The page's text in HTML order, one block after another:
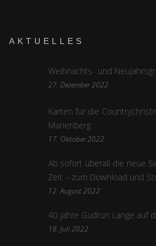
AKTUELLES
Weihnachts- und
27. Dezember 2022
Karten für die
Marienberg
17. Oktober 2022
Ab sofort überall die neue
Zeit – zum Download und
12. August 2022
40 Jahre Gudrun Lange auf
18. Juli 2022